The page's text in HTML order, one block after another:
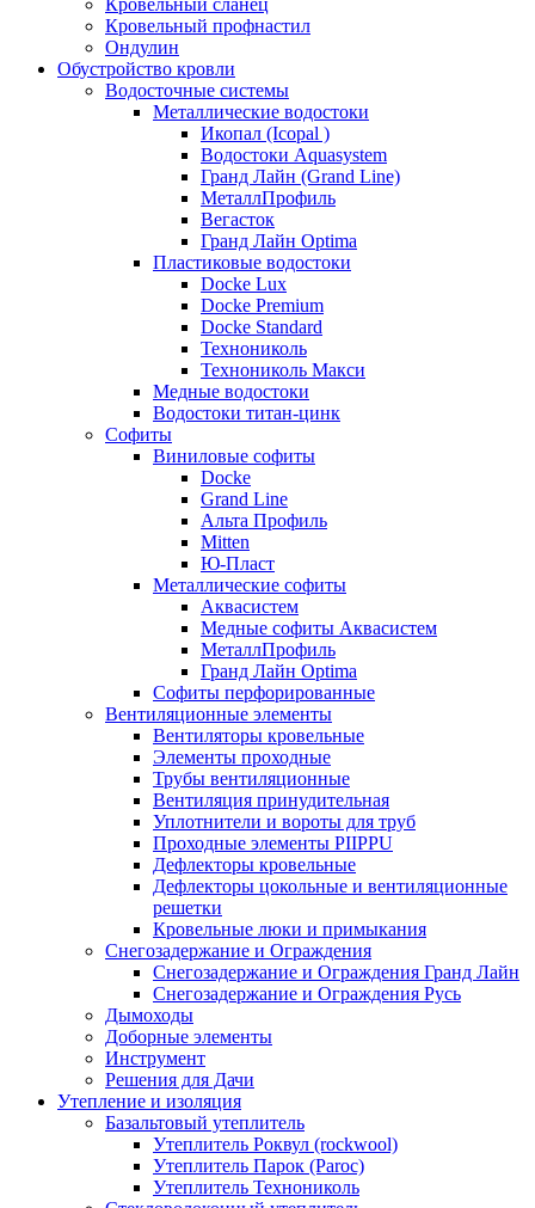
Кровельный сланец
Кровельный профнастил
Ондулин
Обустройство кровли
Водосточные системы
Металлические водостоки
Икопал (Icopal )
Водостоки Aquasystem
Гранд Лайн (Grand Line)
МеталлПрофиль
Вегасток
Гранд Лайн Optima
Пластиковые водостоки
Docke Lux
Docke Premium
Docke Standard
Технониколь
Технониколь Макси
Медные водостоки
Водостоки титан-цинк
Софиты
Виниловые софиты
Docke
Grand Line
Альта Профиль
Mitten
Ю-Пласт
Металлические софиты
Аквасистем
Медные софиты Аквасистем
МеталлПрофиль
Гранд Лайн Optima
Софиты перфорированные
Вентиляционные элементы
Вентиляторы кровельные
Элементы проходные
Трубы вентиляционные
Вентиляция принудительная
Уплотнители и вороты для труб
Проходные элементы PIIPPU
Дефлекторы кровельные
Дефлекторы цокольные и вентиляционные
решетки
Кровельные люки и примыкания
Снегозадержание и Ограждения
Снегозадержание и Ограждения Гранд Лайн
Снегозадержание и Ограждения Русь
Дымоходы
Доборные элементы
Инструмент
Решения для Дачи
Утепление и изоляция
Базальтовый утеплитель
Утеплитель Роквул (rockwool)
Утеплитель Парок (Paroc)
Утеплитель Технониколь